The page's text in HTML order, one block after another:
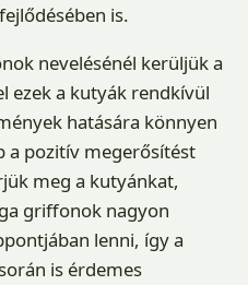
is.
nevelésénél kerüljük a
ezek a kutyák rendkívül
hatására könnyen
a pozitív megerősítést
meg a kutyánkat,
griffonok nagyon
lenni, így a
is érdemes